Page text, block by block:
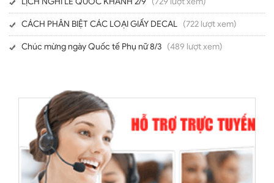
CÁCH PHÂN BIỆT CÁC LOẠI GIẤY DECAL (722 lượt xem)
Chúc mừng ngày Quốc tế Phụ nữ 8/3 (489 lượt xem)